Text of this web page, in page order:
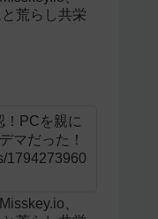
荒らし共栄
！PCを親に
マだった！
1794273960
、